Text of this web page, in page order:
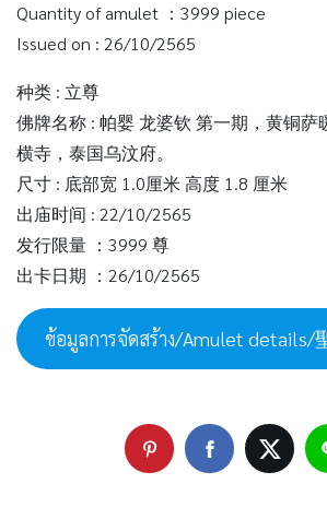
Quantity of amulet ：3999 piece
Issued on : 26/10/2565
种类 : 立尊
佛牌名称 : 帕婴 龙婆钦 第一期，黄铜萨
横寺，泰国乌汶府。
尺寸 : 底部宽 1.0厘米 高度 1.8 厘米
出庙时间 : 22/10/2565
发行限量 ：3999 尊
出卡日期 ：26/10/2565
ข้อมูลการจัดสร้าง/Amulet details/